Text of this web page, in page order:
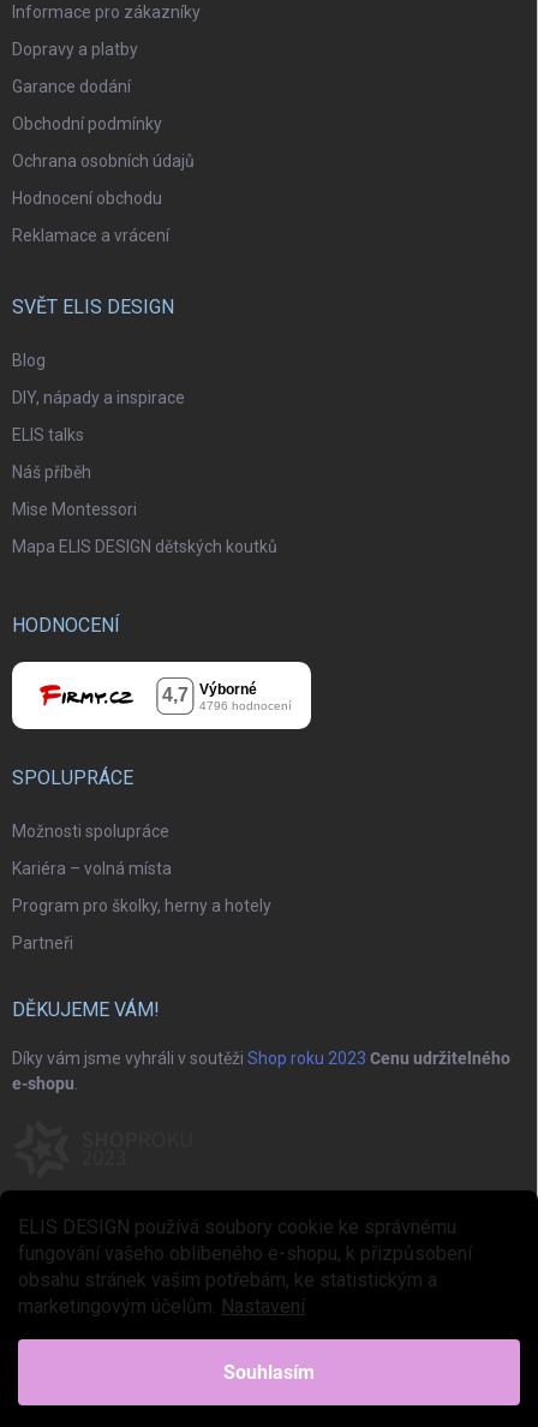
ELIS DESIGN používá soubory cookie ke správnému
fungování vašeho oblíbeného e-shopu, k přizpůsobení
obsahu stránek vašim potřebám, ke statistickým a
marketingovým účelům. Nastavení
Souhlasím
Informace pro zákazníky
Dopravy a platby
Garance dodání
Obchodní podmínky
Ochrana osobních údajů
Hodnocení obchodu
Reklamace a vrácení
SVĚT ELIS DESIGN
Blog
DIY, nápady a inspirace
ELIS talks
Náš příběh
Mise Montessori
Mapa ELIS DESIGN dětských koutků
HODNOCENÍ
SPOLUPRÁCE
Možnosti spolupráce
Kariéra – volná místa
Program pro školky, herny a hotely
Partneři
DĚKUJEME VÁM!
Díky vám jsme vyhráli v soutěži Shop roku 2023 Cenu udržitelného
e-shopu
Copyright 2026ELIS DESIGN. Všechna práva vyhrazena.Upravit nastavení
cookies